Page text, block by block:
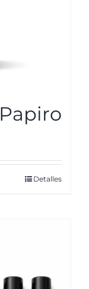
Detalles